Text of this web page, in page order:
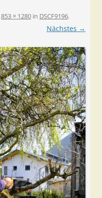
853 × 1280 in DSCF9196.
Nächstes →